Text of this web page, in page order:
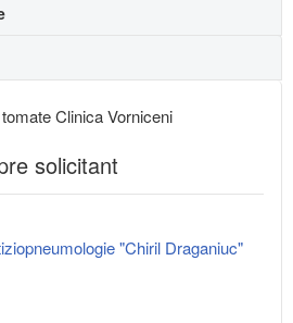
Clinica Vorniceni
solicitant
"Chiril Draganiuc"